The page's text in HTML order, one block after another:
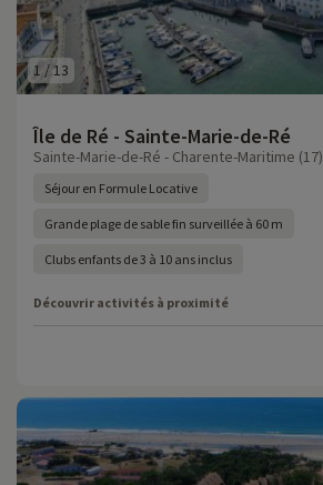
1 /13
Île de Ré - Sainte-Marie-de-Ré
Sainte-Marie-de-Ré - Charente-Maritime (17)
Séjour en Formule Locative
Grande plage de sable fin surveillée à 60 m
Clubs enfants de 3 à 10 ans inclus
Découvrir activités à proximité